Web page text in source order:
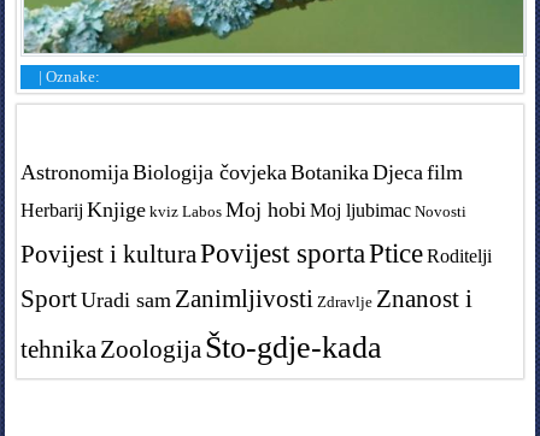
|Oznake:
AstronomijaBiologija čovjekaBotanikaDjecafilm
Herbarij Knjige kviz Labos Moj hobi Moj ljubimac Novosti
Povijest i kulturaPovijest sportaPtice Roditelji
SportUradi sam Zanimljivosti Zdravlje Znanost i
tehnika Zoologija Što-gdje-kada